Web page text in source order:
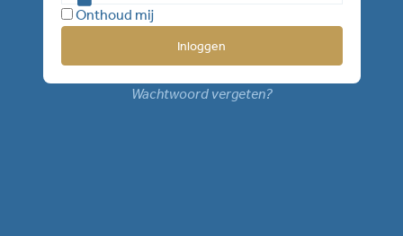
Onthoud mij
Wachtwoord vergeten?